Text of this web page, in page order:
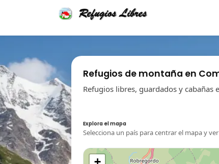
Refugios de montaña en
Refugios libres, guardados y cabañas
Explora el mapa
Selecciona un país para centrar el mapa y